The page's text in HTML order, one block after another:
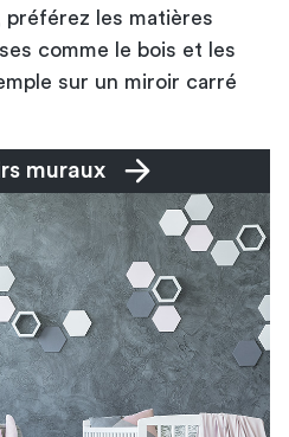
préférez les matières
comme le bois et les
sur un miroir carré
muraux